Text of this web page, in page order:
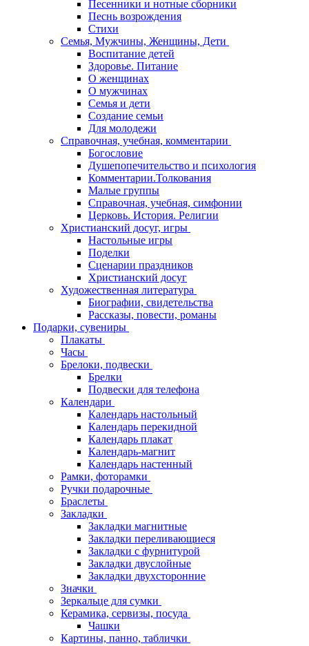
Песенники и нотные сборники
Песнь возрождения
Стихи
Семья, Мужчины, Женщины, Дети
Воспитание детей
Здоровье. Питание
О женщинах
О мужчинах
Семья и дети
Создание семьи
Для молодежи
Справочная, учебная, комментарии
Богословие
Душепопечительство и психология
Комментарии.Толкования
Малые группы
Справочная, учебная, симфонии
Церковь. История. Религии
Христианский досуг, игры
Настольные игры
Поделки
Сценарии праздников
Христианский досуг
Художественная литература
Биографии, свидетельства
Рассказы, повести, романы
Подарки, сувениры
Плакаты
Часы
Брелоки, подвески
Брелки
Подвески для телефона
Календари
Календарь настольный
Календарь перекидной
Календарь плакат
Календарь-магнит
Календарь настенный
Рамки, фоторамки
Ручки подарочные
Браслеты
Закладки
Закладки магнитные
Закладки переливающиеся
Закладки с фурнитурой
Закладки двуслойные
Закладки двухсторонние
Значки
Зеркальце для сумки
Керамика, сервизы, посуда
Чашки
Картины, панно, таблички